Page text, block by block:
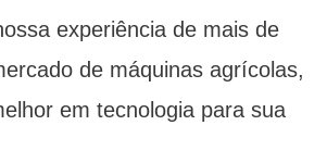
experiência de mais de
de máquinas agrícolas,
em tecnologia para sua